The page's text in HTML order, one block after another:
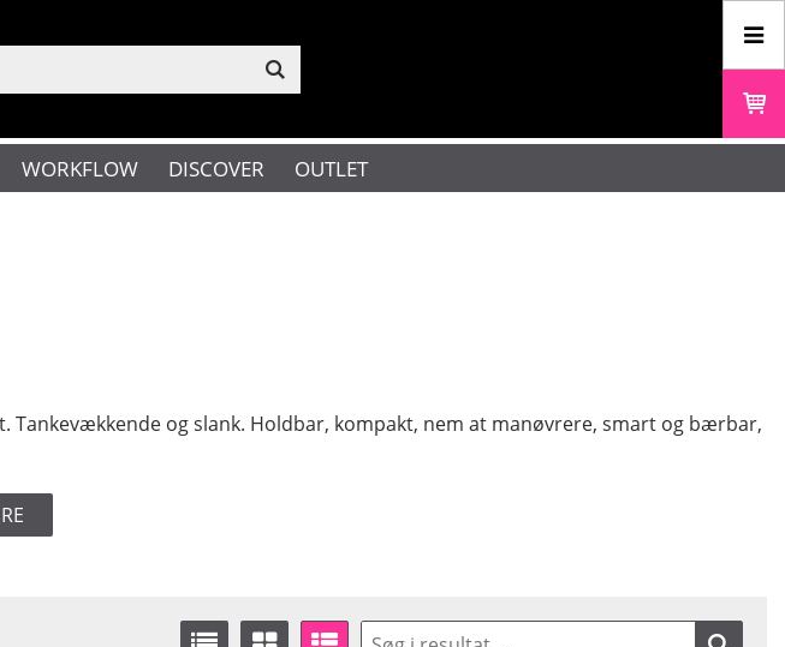
WORKFLOW DISCOVER OUTLET
og slank. Holdbar, kompakt, nem at manøvrere, smart og bærbar,